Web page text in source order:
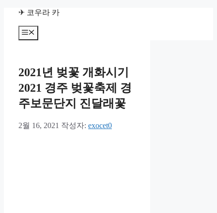
✈ 코우라 카
메
뉴
2021년 벚꽃 개화시기
2021 경주 벚꽃축제 경
주보문단지 진달래꽃
2월 16, 2021 작성자: exocet0